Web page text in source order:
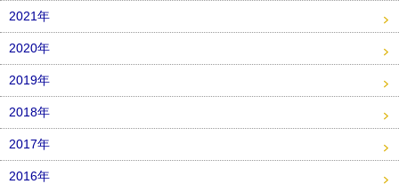
2021年
2020年
2019年
2018年
2017年
2016年